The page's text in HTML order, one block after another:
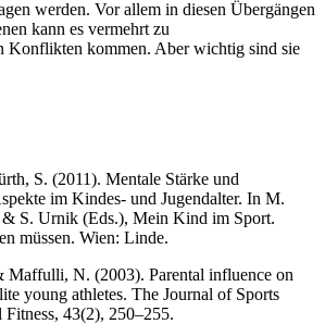
werden. Vor allem in diesen Übergängen
kann es vermehrt zu
Konflikten kommen. Aber wichtig sind sie
S. (2011). Mentale Stärke und
im Kindes- und Jugendalter. In M.
& S. Urnik (Eds.), Mein Kind im Sport.
müssen. Wien: Linde.
Maffulli, N. (2003). Parental influence on
young athletes. The Journal of Sports
43(2), 250–255.